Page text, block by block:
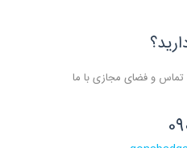
تماس و فضای مجازی با ما